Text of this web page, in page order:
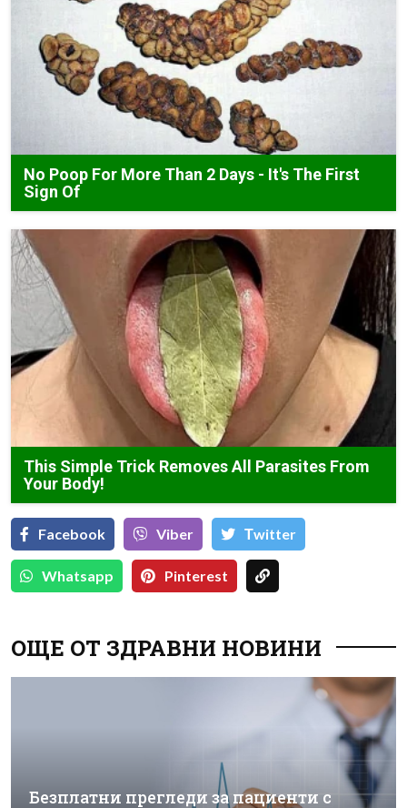
No Poop For More Than 2 Days - It's The First
Sign Of
This Simple Trick Removes All Parasites From
Your Body!
Facebook Viber Тwitter
Whatsapp Pinterest
ОЩЕ ОТ ЗДРАВНИ НОВИНИ
Безплатни прегледи за пациенти с